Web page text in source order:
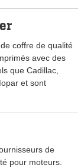
coffre de qualité
avec des
que Cadillac,
et sont
de
pour moteurs.